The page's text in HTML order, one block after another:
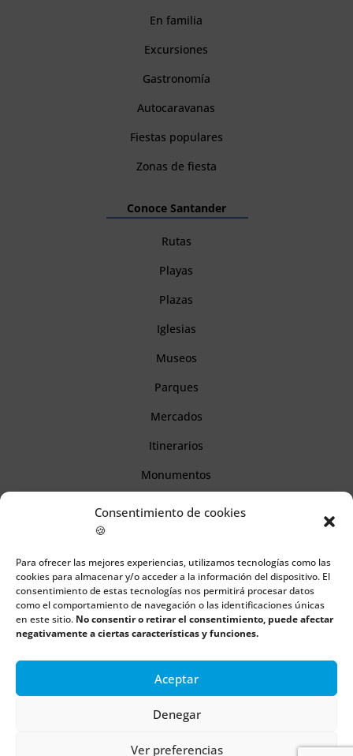
Consentimiento de cookies
🍪
Para ofrecer las mejores experiencias, utilizamos tecnologías como las
cookies para almacenar y/o acceder a la información del dispositivo. El
consentimiento de estas tecnologías nos permitirá procesar datos
como el comportamiento de navegación o las identificaciones únicas
en este sitio. No consentir o retirar el consentimiento, puede afectar
negativamente a ciertas características y funciones.
Aceptar
Denegar
Ver preferencias
En familia
Excursiones
Gastronomía
Autocaravanas
Fiestas populares
Zonas de fiesta
Conoce Santander
Rutas
Playas
Plazas
Iglesias
Museos
Parques
Mercados
Itinerarios
Monumentos
Información
Aviso legal
Política de cookies
Política de privacidad
Boulders